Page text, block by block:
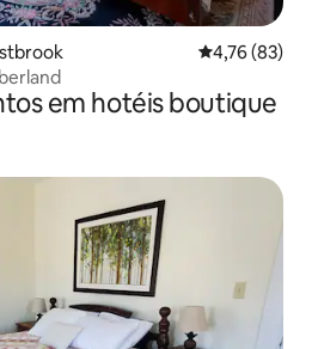
Classificação
4,76 (83)
em hotéis boutique